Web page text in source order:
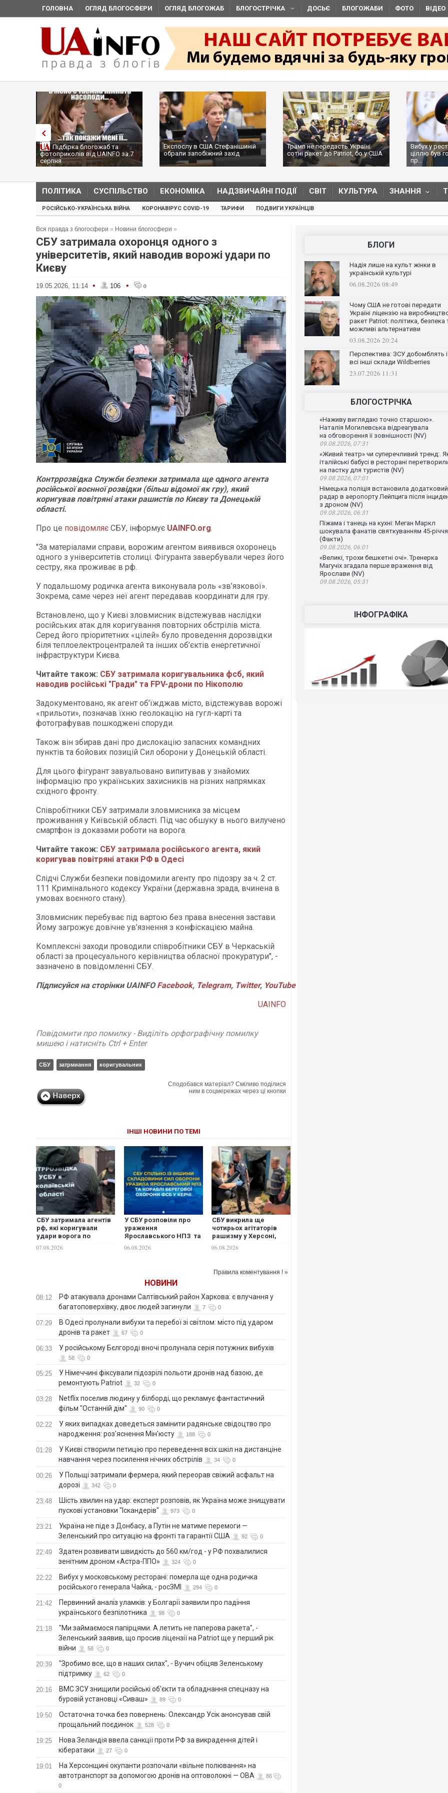
ГОЛОВНА ОГЛЯД БЛОГОСФЕРИ ОГЛЯД БЛОГОЖАБ БЛОГОСТРІЧКА ДОСЬЄ БЛОГОЖАБИ ФОТО ВІДЕО
Підбірка блогожаб та
фотоприколів від UAINFO за 7
серпня
Експослу в США Стефанішиній
обрали запобіжний захід
Трамп не передасть Україні
сотні ракет до Patriot, бо у США
...
Вибух у
ціллю був
пр...
ПОЛІТИКА СУСПІЛЬСТВО ЕКОНОМІКА НАДЗВИЧАЙНІ ПОДІЇ СВІТ КУЛЬТУРА ЗНАННЯ
РОСІЙСЬКО-УКРАЇНСЬКА ВІЙНА КОРОНАВІРУС COVID-19 ТАРИФИ ПОДВИГИ УКРАЇНЦІВ
Вся правда з блогосфери » Новини блогосфери »
СБУ затримала охоронця одного з
університетів, який наводив ворожі удари по
Києву
19.05.2026, 11:14 • 106 • 0
Контррозвідка Служби безпеки затримала ще одного агента
російської воєнної розвідки (більш відомої як гру), який
коригував повітряні атаки рашистів по Києву та Донецькій
області.
Про це повідомляє СБУ, інформує UAINFO.org.
"За матеріалами справи, ворожим агентом виявився охоронець
одного з університетів столиці. Фігуранта завербували через його
сестру, яка проживає в рф.
У подальшому родичка агента виконувала роль «зв’язкової».
Зокрема, саме через неї агент передавав координати для гру.
Встановлено, що у Києві зловмисник відстежував наслідки
російських атак для коригування повторних обстрілів міста.
Серед його пріоритетних «цілей» було проведення дорозвідки
біля теплоелектроцентралей та інших об’єктів енергетичної
інфраструктури Києва.
Читайте також: СБУ затримала коригувальника фсб, який
наводив російські "Гради" та FPV-дрони по Нікополю
Задокументовано, як агент об’їжджав місто, відстежував ворожі
«прильоти», позначав їхню геолокацію на гугл-карті та
фотографував пошкоджені споруди.
Також він збирав дані про дислокацію запасних командних
пунктів та бойових позицій Сил оборони у Донецькій області.
Для цього фігурант завуальовано випитував у знайомих
інформацію про українських захисників на різних напрямках
східного фронту.
Співробітники СБУ затримали зловмисника за місцем
проживання у Київській області. Під час обшуку в нього вилучено
смартфон із доказами роботи на ворога.
Читайте також: СБУ затримала російського агента, який
коригував повітряні атаки РФ в Одесі
Слідчі Служби безпеки повідомили агенту про підозру за ч. 2 ст.
111 Кримінального кодексу України (державна зрада, вчинена в
умовах воєнного стану).
Зловмисник перебуває під вартою без права внесення застави.
Йому загрожує довічне ув’язнення з конфіскацією майна.
Комплексні заходи проводили співробітники СБУ в Черкаській
області за процесуального керівництва обласної прокуратури", -
зазначено в повідомленні СБУ.
ПідписуйсянасторінкиUAINFO Facebook, Telegram, Twitter, YouTube
UAINFO
Повідомити про помилку - Виділіть орфографічну помилку
мишею і натисніть Ctrl + Enter
СБУ затрмиання коригувальник
Сподобався матеріал? Сміливо поділися
ним в соцмережах через ці кнопки
ІНШІ НОВИНИ ПО ТЕМІ
СБУ затримала агентів
рф, які коригували
удари ворога по
07.08.2026
У СБУ розповіли про
ураження
Ярославського НПЗ та
охорони фсб у Керчі
06.08.2026
СБУ викрила ще
чотирьох агітаторів
рашизму у Херсоні,
Сумщині
06.08.2026
Правила коментування ! »
НОВИНИ
08:12
РФ атакувала дронами Салтівський район Харкова: є влучання у
багатоповерхівку, двоє людей загинули
7 0
07:29
В Одесі пролунали вибухи та перебої зі світлом: місто під ударом
дронів та ракет
67 0
06:33 У російському Бєлгороді вночі пролунала серія потужних вибухів
58 0
05:25
У Німеччині фіксували підозрілі польоти дронів над базою, де
ремонтують Patriot
32 0
03:28
Netflix поселив людину у білборді, що рекламує фантастичний
фільм "Останній дім"
90 0
02:22
У яких випадках доведеться замінити радянське свідоцтво про
народження: роз'яснення Мін'юсту
188 0
01:28
У Києві створили петицію про переведення всіх шкіл на дистанціне
навчання через посилення нічних обстрілів
34 0
00:26
У Польщі затримали фермера, який переорав свіжий асфальт на
дорозі
342 0
23:48
Шість хвилин на удар: експерт розповів, як Україна може знищувати
пускові установки "Іскандерів"
973 0
23:21
Україна не піде з Донбасу, а Путін не матиме перемоги —
Зеленський про ситуацію на фронті та гарантії США
92 0
22:49
Здатен розвивати швидкість до 560 км/год - у РФ похвалилися
зенітним дроном «Астра-ППО»
324 0
22:22
Вибух у московському ресторані: померла ще одна родичка
російського генерала Чайка, - росЗМІ
294 0
21:42
Первинний аналіз уламків: у Болгарії заявили про падіння
українського безпілотника
98 0
21:18
"Ми займаємося папірцями. А летить не паперова ракета", -
Зеленський заявив, що просив ліцензії на Patriot ще у перший рік
війни
58 0
20:39
"Зробимо все, що в наших силах", - Вучич обіцяв Зеленському
підтримку
62 0
20:16
ВМС ЗСУ знищили російські об'єкти та обладнання спецназу на
буровій установці «Сиваш»
89 0
19:50
Остаточна точка без повернень: Олександр Усік анонсував свій
прощальний поєдинок
528 0
19:25
Нова Зеландія ввела санкції проти РФ за викрадення дітей і
кібератаки
27 0
19:01
На Херсонщині окупанти розпочали «вільне полювання» на
автотранспорт за допомогою дронів на оптоволокні — ОВА
86
0
БЛОГИ
Надія лише на культ жінки в
українській культурі
06.08.2026 08:49
Чому США не готові передати
Україні ліцензію на
ракет Patriot: політика, безпека
можливі альтернативи
03.08.2026 20:24
Перспектива: ЗСУ добомблять і
всі інші склади Wildberries
23.07.2026 11:31
БЛОГОСТРІЧКА
«Наживу виглядаю точно старшою».
Наталія Могилевська відреагувала
на обговорення її зовнішності (NV)
09.08.2026, 07:31
«Живий театр» чи суперечливий тренд:.
італійські бабусі в ресторані
на пастку для туристів (NV)
09.08.2026, 07:01
Німецька поліція встановила додатковий
радар в аеропорту Лейпцига після
з дроном (NV)
09.08.2026, 06:31
Піжама і танець на кухні: Меган Маркл
шокувала фанатів святкуванням 45-річчя
(Факти)
09.08.2026, 06:01
«Великі, трохи бешкетні очі». Тренерка
Магучіх згадала перше враження від
Ярослави (NV)
09.08.2026, 05:31
ІНФОГРАФІКА